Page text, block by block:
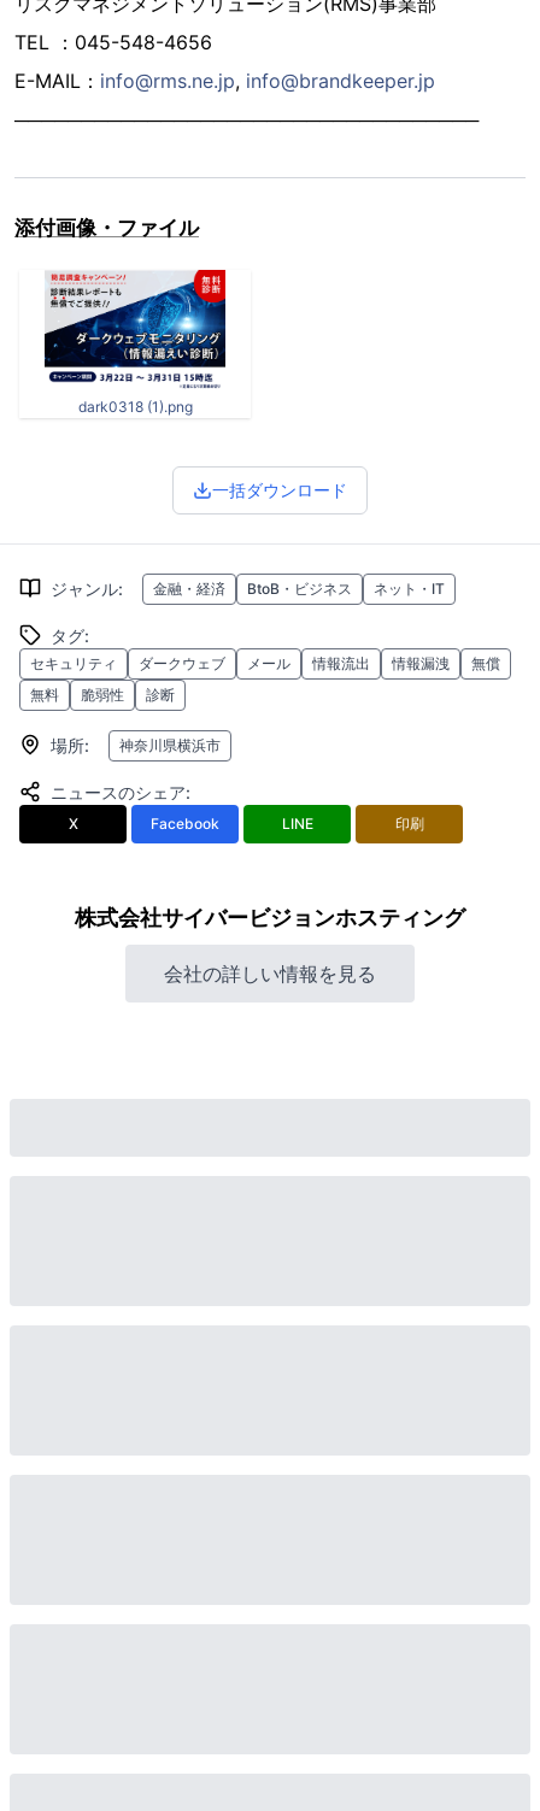
TEL ：045-548-4656
E-MAIL： info@rms.ne.jp, info@brandkeeper.jp
───────────────────────────────────
添付画像・ファイル
dark0318 (1).png
一括ダウンロード
ジャンル: 金融・経済 BtoB・ビジネス ネット・IT
タグ:
セキュリティ ダークウェブ メール 情報流出 情報漏洩
無償
無料
脆弱性 診断
場所: 神奈川県横浜市
ニュースのシェア:
X Facebook LINE 印刷
株式会社サイバービジョンホスティング
会社の詳しい情報を見る